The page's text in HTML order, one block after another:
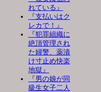
れている』
『支払いはク
レカで！』
『犯罪組織に
絶頂管理され
た婦警、薬漬
け寸止め快楽
地獄』
『男の娘が同
級生女子二人